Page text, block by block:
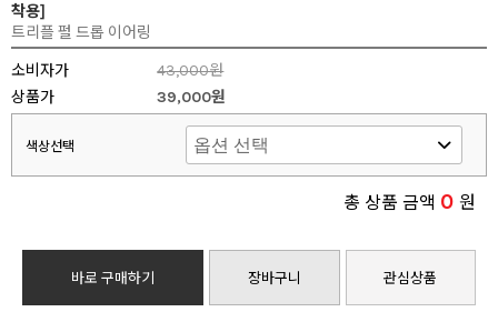
착용]
트리플 펄 드롭 이어링
소비자가
43,000원
상품가
39,000원
색상선택
총 상품 금액 0 원
바로 구매하기 장바구니 관심상품